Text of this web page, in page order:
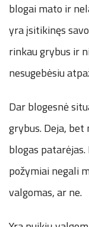
blogai mato ir
yra įsitikinęs
rinkau grybus ir
nesugebėsiu
Dar blogesnė
grybus. Deja,
blogas
požymiai negali
valgomas, ar ne.